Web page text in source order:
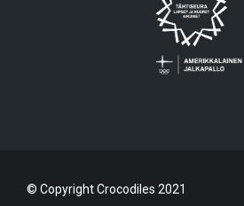
© Copyright Crocodiles 2021